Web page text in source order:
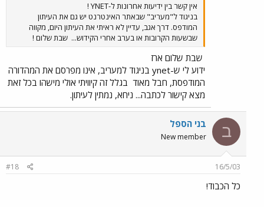
אין קשר בין ידיעות אחרונות ל-YNET !
בניגוד ל"מעריב" שבאתר האינטרנט יש גם את העיתון
המודפס. דרך אגב, עדיין לא ראיתי את העיתון היום, מקווה
שבשעות הקרובות או בערב אחרי הקידוש... שבת שלום !
שבת שלום ארז
ידוע לי ש-ynet בניגוד למעריב, אינו מפרסם את המהדורה
המודפסת, חבל מאוד בגלל זה קיוויתי אולי מישהו בכל זאת
מצא קישור לכתבה... ניחא, נמתין לעיתון.
ב בני הספל
New member
16/5/03
#18
כל הכבוד!